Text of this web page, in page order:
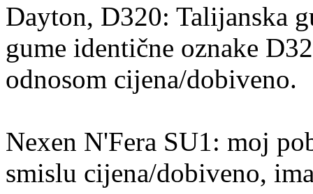
Dayton, D320: Talijanska
gume identične oznake
odnosom cijena/dobiveno.
Nexen N'Fera SU1: moj
smislu cijena/dobiveno,